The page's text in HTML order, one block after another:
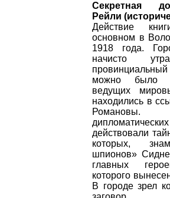
Секретная
Рейли
Действие
основном в
1918 года.
начисто
можно было
ведущих
находились в
Романовы.
действовали
которых,
шпионов»
главных
которого
В городе зрел